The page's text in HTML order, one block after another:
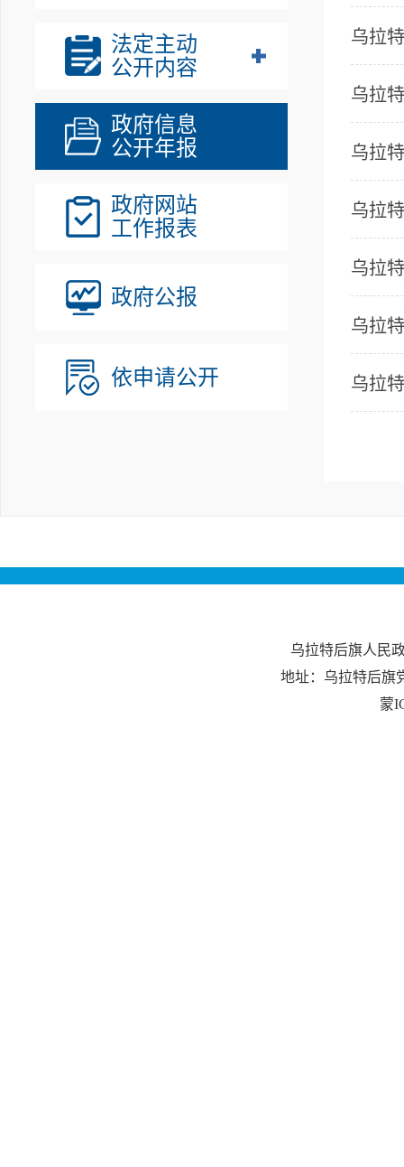
法定主动
公开内容
政府信息
公开年报
政府网站
工作报表
政府公报
依申请公开
乌拉
乌拉
乌拉
乌拉
乌拉
乌拉
乌拉
乌拉特后旗人民
地址：乌拉特后旗
蒙